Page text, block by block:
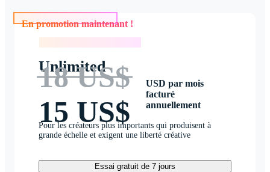
En promotion maintenant !
Unlimited
18 US$
15 US$
USD par mois
facturé
annuellement
Pour les créateurs plus importants qui produisent à
grande échelle et exigent une liberté créative
Essai gratuit de 7 jours